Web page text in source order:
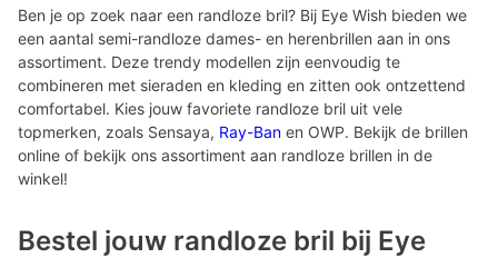
Ben je op zoek naar een randloze bril? Bij Eye Wish bieden we
een aantal semi-randloze dames- en herenbrillen aan in ons
assortiment. Deze trendy modellen zijn eenvoudig te
combineren met sieraden en kleding en zitten ook ontzettend
comfortabel. Kies jouw favoriete randloze bril uit vele
topmerken, zoals Sensaya, Ray-Ban en OWP. Bekijk de brillen
online of bekijk ons assortiment aan randloze brillen in de
winkel!
Bestel jouw randloze bril bij Eye